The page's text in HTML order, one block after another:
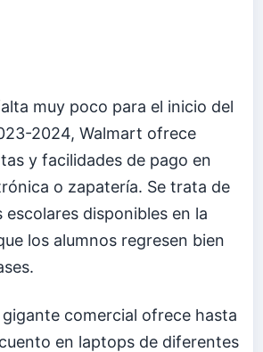
muy poco para el inicio del
2024, Walmart ofrece
y facilidades de pago en
o zapatería. Se trata de
disponibles en la
los alumnos regresen bien
gigante comercial ofrece hasta
en laptops de diferentes